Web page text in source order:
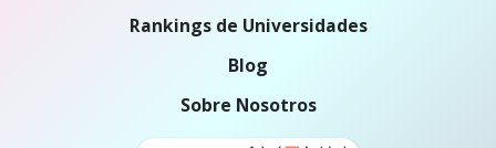
Rankings de Universidades
Blog
Sobre Nosotros